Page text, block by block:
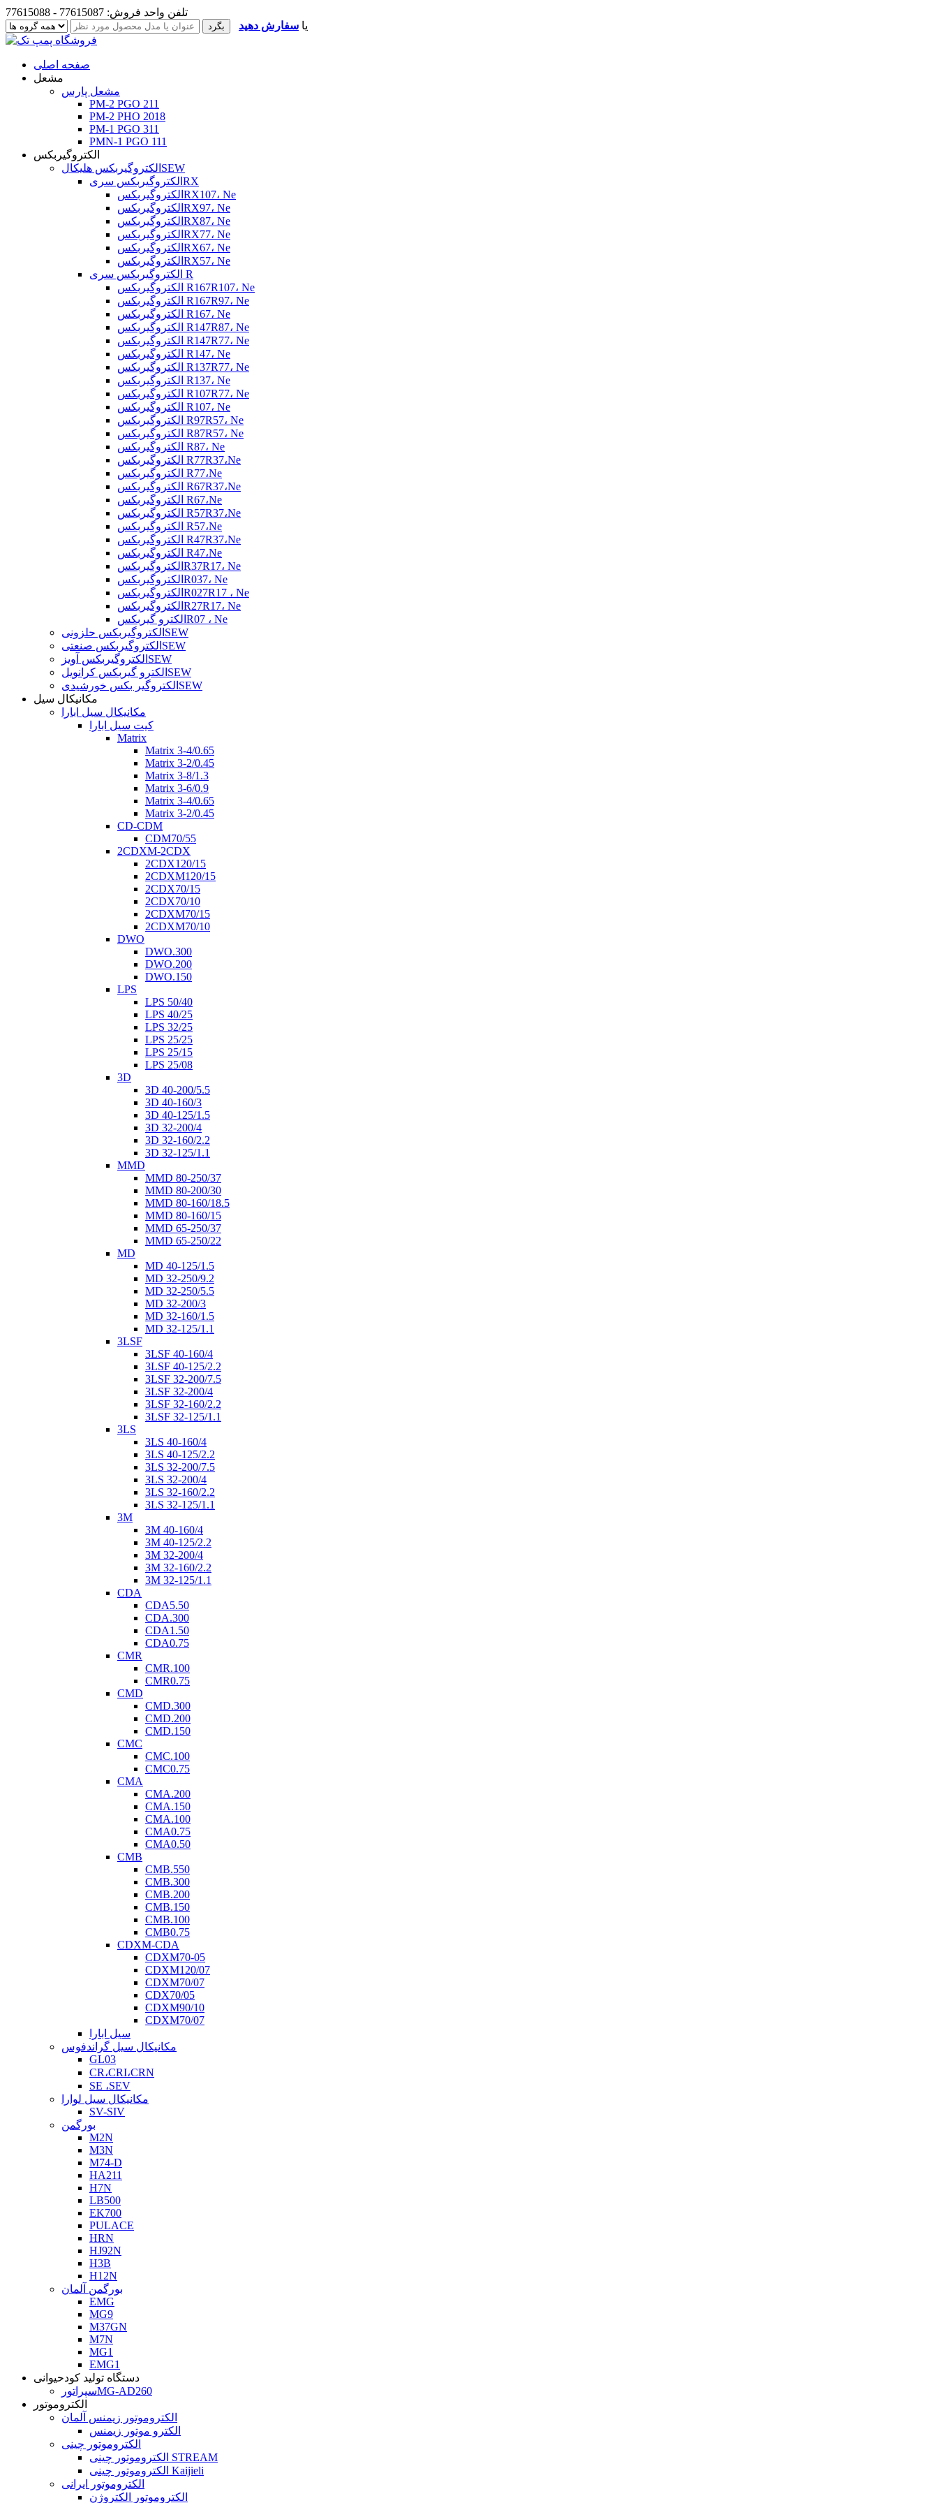
تلفن واحد فروش: 77615087 - 77615088
یا سفارش دهید
صفحه اصلی
مشعل
مشعل پارس
PM-2 PGO 211
PM-2 PHO 2018
PM-1 PGO 311
PMN-1 PGO 111
الکتروگیربکس
الکتروگیربکس هلیکالSEW
الکتروگیربکس سریRX
الکتروگیربکسRX107، Ne
الکتروگیربکسRX97، Ne
الکتروگیربکسRX87، Ne
الکتروگیربکسRX77، Ne
الکتروگیربکسRX67، Ne
الکتروگیربکسRX57، Ne
الکتروگیربکس سری R
الکتروگیربکس R167R107، Ne
الکتروگیربکس R167R97، Ne
الکتروگیربکس R167، Ne
الکتروگیربکس R147R87، Ne
الکتروگیربکس R147R77، Ne
الکتروگیربکس R147، Ne
الکتروگیربکس R137R77، Ne
الکتروگیربکس R137، Ne
الکتروگیربکس R107R77، Ne
الکتروگیربکس R107، Ne
الکتروگیربکس R97R57، Ne
الکتروگیربکس R87R57، Ne
الکتروگیربکس R87، Ne
الکتروگیربکس R77R37،Ne
الکتروگیربکس R77،Ne
الکتروگیربکس R67R37،Ne
الکتروگیربکس R67،Ne
الکتروگیربکس R57R37،Ne
الکتروگیربکس R57،Ne
الکتروگیربکس R47R37،Ne
الکتروگیربکس R47،Ne
الکتروگیربکسR37R17، Ne
الکتروگیربکسR037، Ne
الکتروگیربکسR027R17 ، Ne
الکتروگیربکسR27R17، Ne
الکترو گیربکسR07 ، Ne
الکتروگیربکس حلزونیSEW
الکتروگیربکس صنعتیSEW
الکتروگیربکس آویزSEW
الکترو گیربکس کرانویلSEW
الکتروگیر بکس خورشیدیSEW
مکانیکال سیل
مکانیکال سیل ابارا
کیت سیل ابارا
Matrix
Matrix 3-4/0.65
Matrix 3-2/0.45
Matrix 3-8/1.3
Matrix 3-6/0.9
Matrix 3-4/0.65
Matrix 3-2/0.45
CD-CDM
CDM70/55
2CDXM-2CDX
2CDX120/15
2CDXM120/15
2CDX70/15
2CDX70/10
2CDXM70/15
2CDXM70/10
DWO
DWO.300
DWO.200
DWO.150
LPS
LPS 50/40
LPS 40/25
LPS 32/25
LPS 25/25
LPS 25/15
LPS 25/08
3D
3D 40-200/5.5
3D 40-160/3
3D 40-125/1.5
3D 32-200/4
3D 32-160/2.2
3D 32-125/1.1
MMD
MMD 80-250/37
MMD 80-200/30
MMD 80-160/18.5
MMD 80-160/15
MMD 65-250/37
MMD 65-250/22
MD
MD 40-125/1.5
MD 32-250/9.2
MD 32-250/5.5
MD 32-200/3
MD 32-160/1.5
MD 32-125/1.1
3LSF
3LSF 40-160/4
3LSF 40-125/2.2
3LSF 32-200/7.5
3LSF 32-200/4
3LSF 32-160/2.2
3LSF 32-125/1.1
3LS
3LS 40-160/4
3LS 40-125/2.2
3LS 32-200/7.5
3LS 32-200/4
3LS 32-160/2.2
3LS 32-125/1.1
3M
3M 40-160/4
3M 40-125/2.2
3M 32-200/4
3M 32-160/2.2
3M 32-125/1.1
CDA
CDA5.50
CDA.300
CDA1.50
CDA0.75
CMR
CMR.100
CMR0.75
CMD
CMD.300
CMD.200
CMD.150
CMC
CMC.100
CMC0.75
CMA
CMA.200
CMA.150
CMA.100
CMA0.75
CMA0.50
CMB
CMB.550
CMB.300
CMB.200
CMB.150
CMB.100
CMB0.75
CDXM-CDA
CDXM70-05
CDXM120/07
CDXM70/07
CDX70/05
CDXM90/10
CDXM70/07
سیل ابارا
مکانیکال سیل گراندفوس
GL03
CR،CRI،CRN
SE ،SEV
مکانیکال سیل لوارا
SV-SIV
بورگمن
M2N
M3N
M74-D
HA211
H7N
LB500
EK700
PULACE
HRN
HJ92N
H3B
H12N
بورگمن آلمان
EMG
MG9
M37GN
M7N
MG1
EMG1
دستگاه تولید کودحیوانی
سپراتورMG-AD260
الکتروموتور
الکتروموتور زیمنس آلمان
الکترو موتور زیمنس
الکتروموتور چینی
الکتروموتور چینی STREAM
الکتروموتور چینی Kaijieli
الکتروموتور ایرانی
الکتروموتور الکتروژن